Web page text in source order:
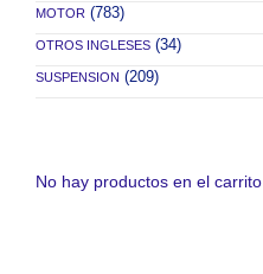
MOTOR (783)
OTROS INGLESES (34)
SUSPENSION (209)
No hay productos en el carrito